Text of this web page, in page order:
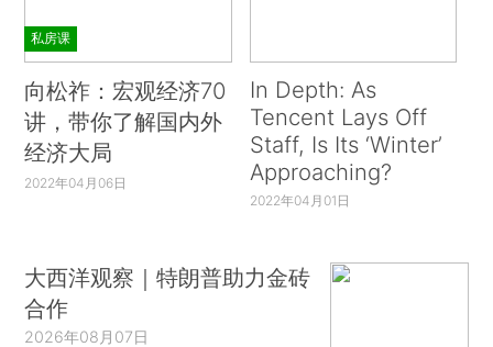
私房课
向松祚：宏观经济70
讲，带你了解国内外
经济大局
2022年04月06日
In Depth: As
Tencent Lays Off
Staff, Is Its ‘Winter’
Approaching?
2022年04月01日
大西洋观察｜特朗普助力金砖
合作
2026年08月07日